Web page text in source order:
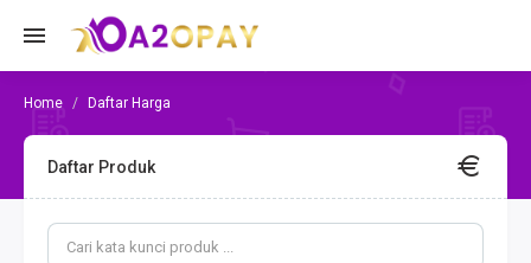
Daftar Harga
Daftar Produk